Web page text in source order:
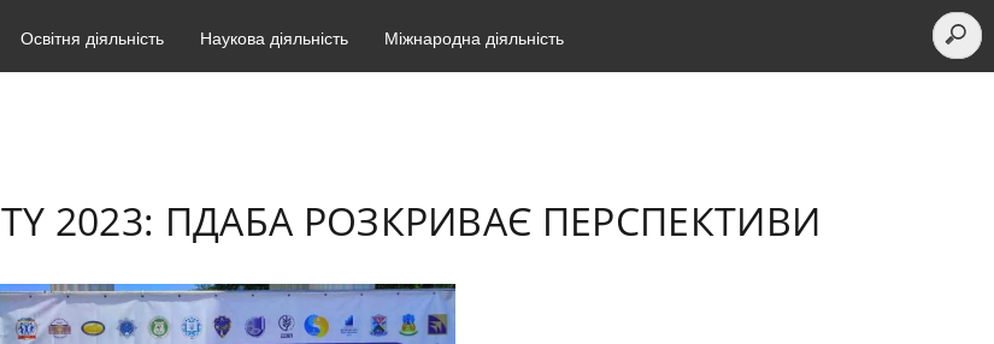
Освітня діяльність Наукова діяльність Міжнародна діяльність
2023: ПДАБА РОЗКРИВАЄ ПЕРСПЕКТИВИ